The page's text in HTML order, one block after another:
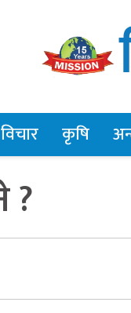
विचार कृषि
?